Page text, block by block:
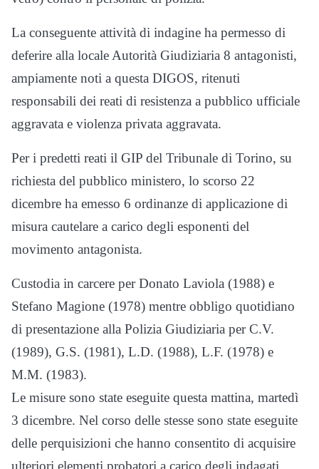
La conseguente attività di indagine ha permesso di
deferire alla locale Autorità Giudiziaria 8 antagonisti,
ampiamente noti a questa DIGOS, ritenuti
responsabili dei reati di resistenza a pubblico ufficiale
aggravata e violenza privata aggravata.
Per i predetti reati il GIP del Tribunale di Torino, su
richiesta del pubblico ministero, lo scorso 22
dicembre ha emesso 6 ordinanze di applicazione di
misura cautelare a carico degli esponenti del
movimento antagonista.
Custodia in carcere per Donato Laviola (1988) e
Stefano Magione (1978) mentre obbligo quotidiano
di presentazione alla Polizia Giudiziaria per C.V.
(1989), G.S. (1981), L.D. (1988), L.F. (1978) e
M.M. (1983).
Le misure sono state eseguite questa mattina, martedì
3 dicembre. Nel corso delle stesse sono state eseguite
delle perquisizioni che hanno consentito di acquisire